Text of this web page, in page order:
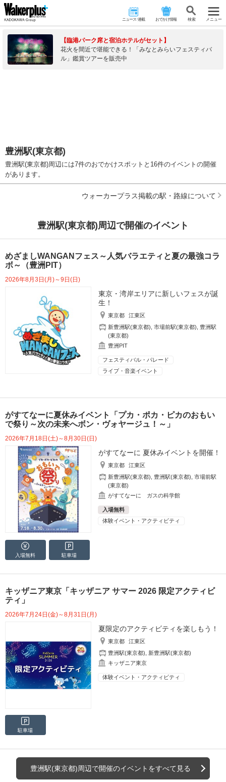
ニュース･連載 おでかけ情報 検 索 メニュー
【臨港パーク席と宿泊ホテルがセット】
花火を間近で堪能できる！「みなとみらいフェスティバ
ル」鑑賞ツアーを販売中
豊洲駅(東京都)
豊洲駅(東京都)周辺には7件のおでかけスポットと16件のイベントの開催
があります。
ウォーカープラス掲載の駅・路線について
豊洲駅(東京都)周辺で開催のイベント
めざましWANGANフェス～人気バラエティと夏の最強コラ
ボ～（豊洲PIT）
2026年8月3日(月)～9日(日)
東京・湾岸エリアに新しいフェスが誕
生！
東京都
江東区
新豊洲駅(東京都) ,市場前駅(東京都)
豊洲駅
(東京都)
豊洲PIT
フェスティバル・パレード
ライブ・音楽イベント
がすてなーに夏休みイベント「プカ・ポカ・ピカのおもい
で祭り～次の未来へボン・ヴォヤージュ！～」
2026年7月18日(土)～8月30日(日)
がすてなーに 夏休みイベントを開催！
東京都
江東区
新豊洲駅(東京都)
豊洲駅(東京都) ,市場前駅
(東京都)
がすてなーに ガスの科学館
入場無料
体験イベント・アクティビティ
入場無料 駐車場
キッザニア東京「キッザニア サマー 2026 限定アクティビ
ティ」
2026年7月24日(金)～8月31日(月)
夏限定のアクティビティを楽しもう！
東京都
江東区
豊洲駅(東京都)
新豊洲駅(東京都)
キッザニア東京
体験イベント・アクティビティ
駐車場
豊洲駅(東京都)周辺で開催のイベントをすべて見る